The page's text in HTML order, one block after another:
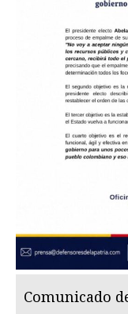
Comunicado